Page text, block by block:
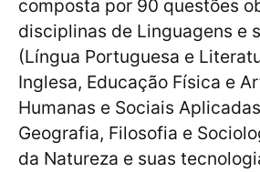
composta por 90 questões
disciplinas de Linguagens e
(Língua Portuguesa e
Inglesa, Educação Física e
Humanas e Sociais
Geografia, Filosofia e
da Natureza e suas